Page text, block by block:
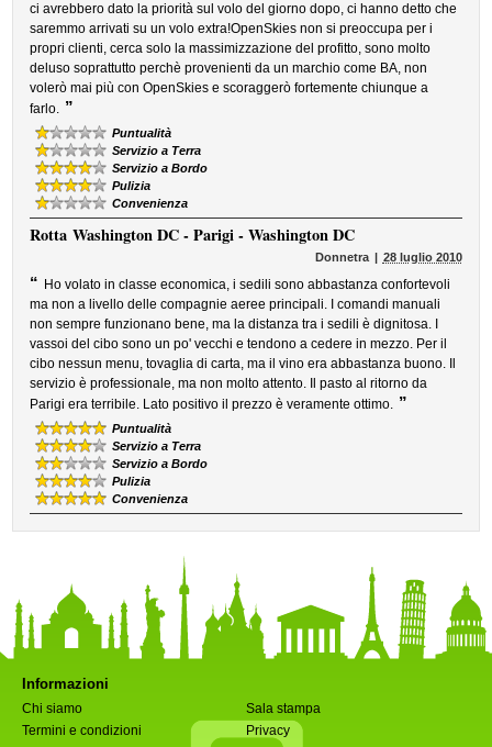
ci avrebbero dato la priorità sul volo del giorno dopo, ci hanno detto che
saremmo arrivati su un volo extra!OpenSkies non si preoccupa per i
propri clienti, cerca solo la massimizzazione del profitto, sono molto
deluso soprattutto perchè provenienti da un marchio come BA, non
volerò mai più con OpenSkies e scoraggerò fortemente chiunque a
farlo. ”
Puntualità
Servizio a Terra
Servizio a Bordo
Pulizia
Convenienza
RottaWashington DC - Parigi - Washington DC
Donnetra 28 luglio 2010
“ Ho volato in classe economica, i sedili sono abbastanza confortevoli
ma non a livello delle compagnie aeree principali. I comandi manuali
non sempre funzionano bene, ma la distanza tra i sedili è dignitosa. I
vassoi del cibo sono un po' vecchi e tendono a cedere in mezzo. Per il
cibo nessun menu, tovaglia di carta, ma il vino era abbastanza buono. Il
servizio è professionale, ma non molto attento. Il pasto al ritorno da
Parigi era terribile. Lato positivo il prezzo è veramente ottimo. ”
Puntualità
Servizio a Terra
Servizio a Bordo
Pulizia
Convenienza
Informazioni
Chi siamo
Sala stampa
Termini e condizioni
Privacy